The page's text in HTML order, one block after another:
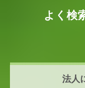
よく検
法人